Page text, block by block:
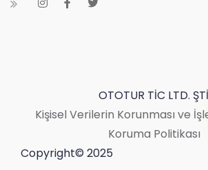
OTOTUR TİC LTD.
Kişisel Verilerin Korunması ve
Koruma Politikası
Copyright© 2025